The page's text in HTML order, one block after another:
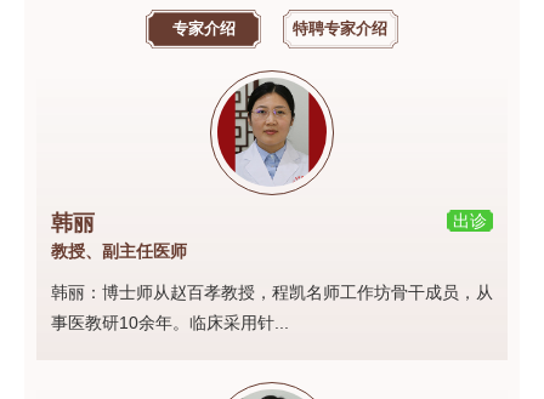
专家介绍 特聘专家介绍
出诊
韩丽
教授、副主任医师
韩丽：博士师从赵百孝教授，程凯名师工作坊骨干成员，从
事医教研10余年。临床采用针...